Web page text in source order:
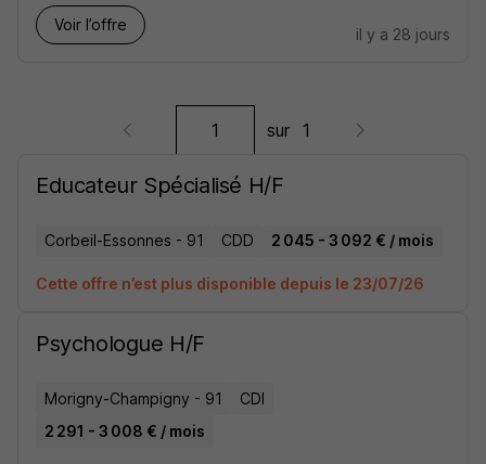
Voir l’offre
il y a 28 jours
sur 1
Educateur Spécialisé H/F
Corbeil-Essonnes - 91 CDD 2 045 - 3 092 € / mois
Cette offre n’est plus disponible depuis le 23/07/26
Psychologue H/F
Morigny-Champigny - 91
CDI
2 291 - 3 008 € / mois